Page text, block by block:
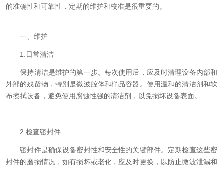
的准确性和可靠性，定期的维护和校准是很重要的。
一、维护
1.日常清洁
保持清洁是维护的第一步。每次使用后，应及时清理设备内部和
外部的残留物，特别是微波腔体和样品容器。使用温和的清洁剂和软
布擦拭设备，避免使用腐蚀性强的清洁剂，以免损坏设备表面。
2.检查密封件
密封件是确保设备密封性和安全性的关键部件。定期检查这些密
封件的磨损情况，如有损坏或老化，应及时更换，以防止微波泄漏和